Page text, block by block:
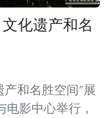
化遗产和名
和名胜空间”展
影中心举行，